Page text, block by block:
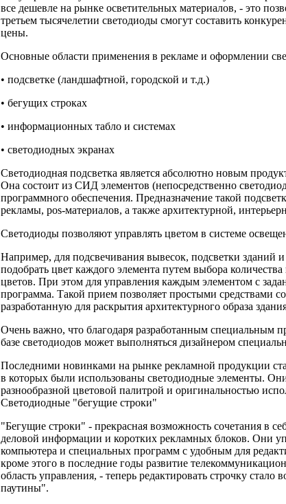
все дешевле на рынке осветительных материалов, - это
третьем тысячелетии светодиоды смогут составить
цены.
Основные области применения в рекламе и оформлении
• подсветке (ландшафтной, городской и т.д.)
• бегущих строках
• информационных табло и системах
• светодиодных экранах
Светодиодная подсветка является абсолютно новым
Она состоит из СИД элементов (непосредственно
программного обеспечения. Предназначение такой
рекламы, pos-материалов, а также архитектурной,
Светодиоды позволяют управлять цветом в системе
Например, для подсвечивания вывесок, подсветки зданий
подобрать цвет каждого элемента путем выбора
цветов. При этом для управления каждым элементом с
программа. Такой прием позволяет простыми средствами
разработанную для раскрытия архитектурного образа
Очень важно, что благодаря разработанным специальным
базе светодиодов может выполняться дизайнером
Последними новинками на рынке рекламной продукции
в которых были использованы светодиодные элементы.
разнообразной цветовой палитрой и оригинальностью
Светодиодные "бегущие строки"
"Бегущие строки" - прекрасная возможность сочетания в
деловой информации и коротких рекламных блоков. Они
компьютера и специальных программ с удобным для
кроме этого в последние годы развитие
область управления, - теперь редактировать строчку
паутины".